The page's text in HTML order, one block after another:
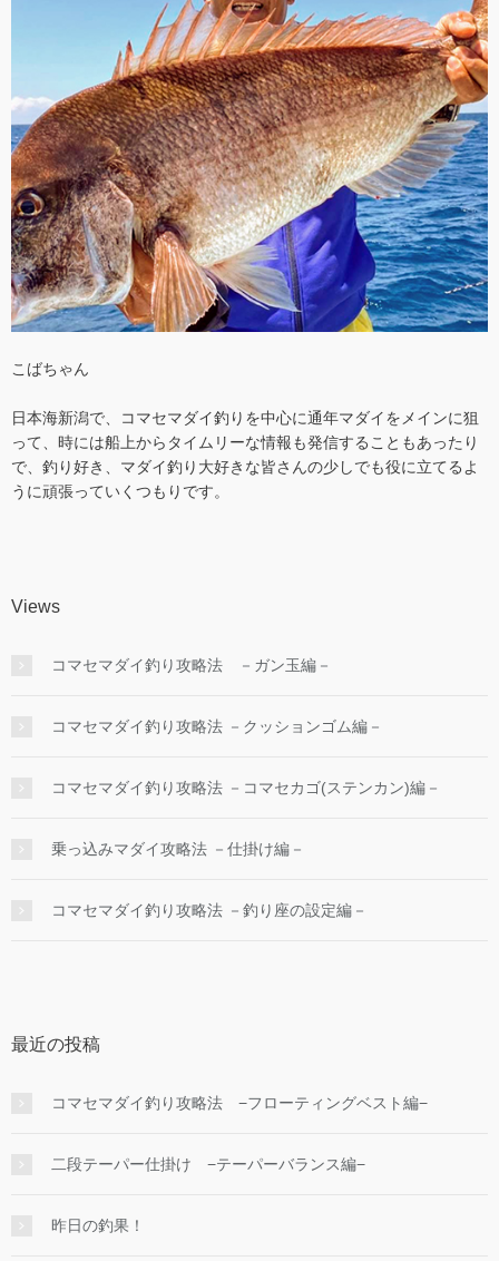
こばちゃん
日本海新潟で、コマセマダイ釣りを中心に通年マダイをメインに狙
って、時には船上からタイムリーな情報も発信することもあったり
で、釣り好き、マダイ釣り大好きな皆さんの少しでも役に立てるよ
うに頑張っていくつもりです。
Views
コマセマダイ釣り攻略法 －ガン玉編－
コマセマダイ釣り攻略法 －クッションゴム編－
コマセマダイ釣り攻略法 －コマセカゴ(ステンカン)編－
乗っ込みマダイ攻略法 －仕掛け編－
コマセマダイ釣り攻略法 －釣り座の設定編－
最近の投稿
コマセマダイ釣り攻略法 −フローティングベスト編−
二段テーパー仕掛け −テーパーバランス編−
昨日の釣果！